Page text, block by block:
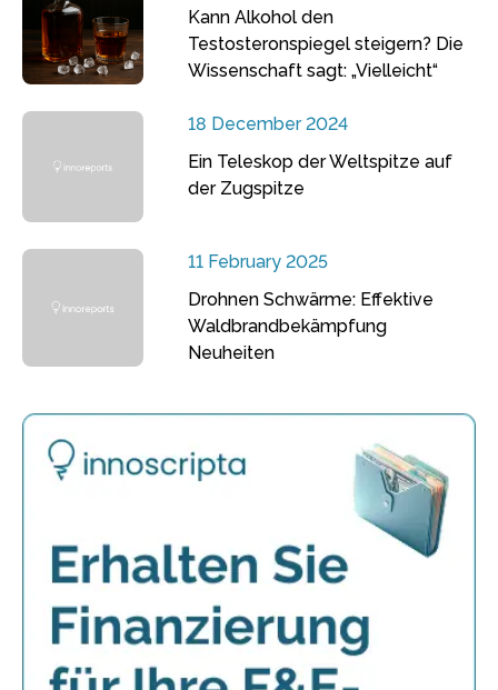
Kann Alkohol den
Testosteronspiegel steigern? Die
Wissenschaft sagt: „Vielleicht“
18 December 2024
Ein Teleskop der Weltspitze auf
der Zugspitze
11 February 2025
Drohnen Schwärme: Effektive
Waldbrandbekämpfung
Neuheiten